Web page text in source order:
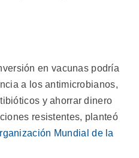
en vacunas podría
a los antimicrobianos,
y ahorrar dinero
resistentes, planteó
Mundial de la